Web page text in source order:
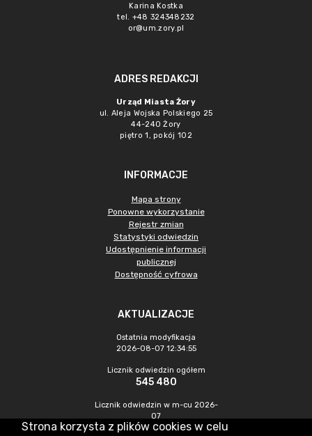
Karina Kostka
tel. +48 324348232
or@um.zory.pl
ADRES REDAKCJI
Urząd Miasta Żory
ul. Aleja Wojska Polskiego 25
44-240 Żory
piętro 1, pokój 102
INFORMACJE
Mapa strony
Ponowne wykorzystanie
Rejestr zmian
Statystyki odwiedzin
Udostępnienie informacji
publicznej
Dostępność cyfrowa
AKTUALIZACJE
Ostatnia modyfikacja
2026-08-07 12:34:55
Licznik odwiedzin ogółem
545 480
Licznik odwiedzin w m-cu 2026-
07
1 496
Strona korzysta z plików cookies w celu